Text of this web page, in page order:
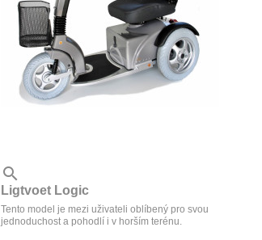

Ligtvoet Logic
Tento model je mezi uživateli oblíbený pro svou
jednoduchost a pohodlí i v horším terénu.